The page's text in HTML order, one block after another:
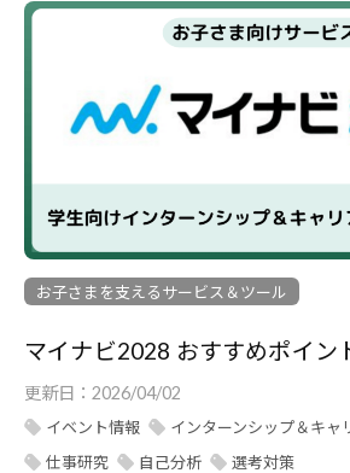
お子さまを支えるサービス＆ツール
マイナビ2028 おすすめポイン
更新日： 2026/04/02
イベント情報 インターンシップ＆キャ
仕事研究
自己分析 選考対策